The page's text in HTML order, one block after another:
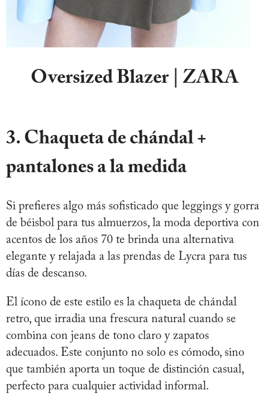
Oversized Blazer | ZARA
3. Chaqueta de chándal +
pantalones a la medida
Si prefieres algo más sofisticado que leggings y gorra
de béisbol para tus almuerzos, la moda deportiva con
acentos de los años 70 te brinda una alternativa
elegante y relajada a las prendas de Lycra para tus
días de descanso.
El ícono de este estilo es la chaqueta de chándal
retro, que irradia una frescura natural cuando se
combina con jeans de tono claro y zapatos
adecuados. Este conjunto no solo es cómodo, sino
que también aporta un toque de distinción casual,
perfecto para cualquier actividad informal.